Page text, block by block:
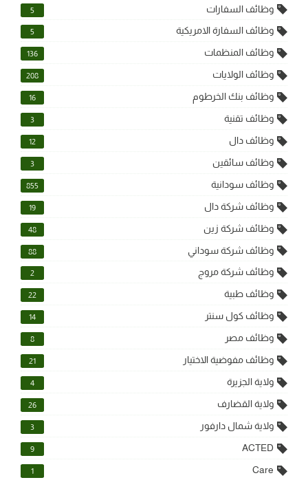
وظائف السفارات 5
وظائف السفارة الامريكية 5
وظائف المنظمات 136
وظائف الولايات 208
وظائف بنك الخرطوم 16
وظائف تقنية 3
وظائف دال 12
وظائف سائقين 3
وظائف سودانية 855
وظائف شركة دال 19
وظائف شركة زين 48
وظائف شركة سوداني 88
وظائف شركة مروج 2
وظائف طبية 22
وظائف كول سنتر 14
وظائف مصر 8
وظائف مفوضية الاختيار 21
ولاية الجزيرة 4
ولاية القضارف 26
ولاية شمال دارفور 3
ACTED
9
Care
1